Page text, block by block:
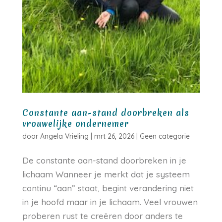
Constante aan-stand doorbreken als
vrouwelijke ondernemer
door Angela Vrieling mrt 26, 2026| Geen categorie
De constante aan-stand doorbreken in je
lichaam Wanneer je merkt dat je systeem
continu “aan” staat, begint verandering niet
in je hoofd maar in je lichaam. Veel vrouwen
proberen rust te creëren door anders te